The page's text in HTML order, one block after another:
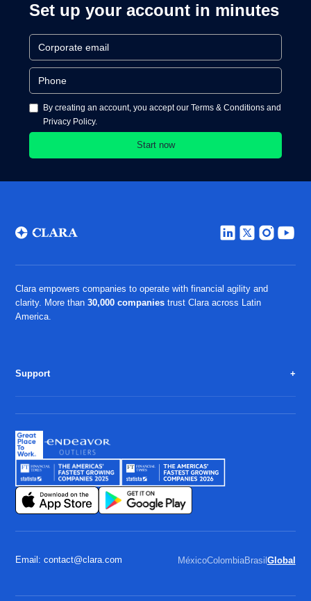
Set up your account in minutes
By creating an account, you accept our Terms & Conditions and
Privacy Policy.
Clara empowers companies to operate with financial agility and
clarity. More than30,000 companiestrust Clara across Latin
America.
Support
Email: contact@clara.com MéxicoColombiaBrasil Global